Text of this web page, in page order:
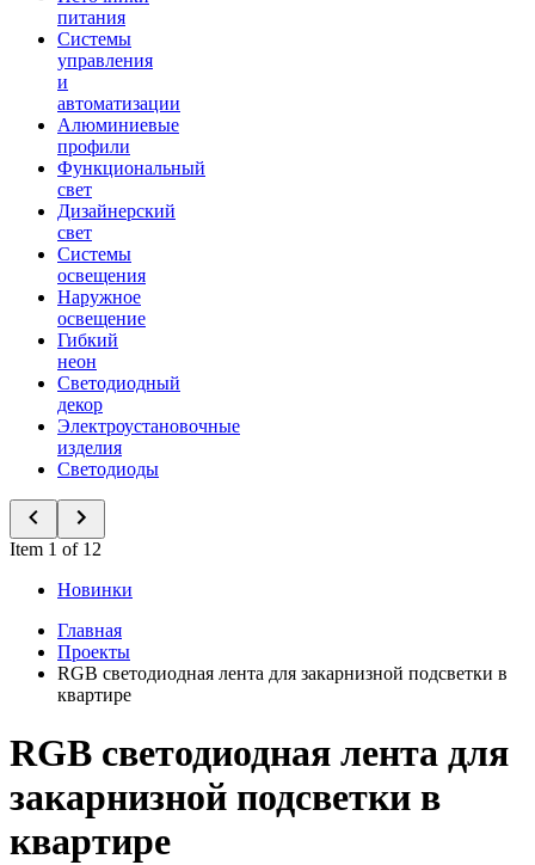
питания
Системы
управления
и
автоматизации
Алюминиевые
профили
Функциональный
свет
Дизайнерский
свет
Системы
освещения
Наружное
освещение
Гибкий
неон
Светодиодный
декор
Электроустановочные
изделия
Светодиоды
Item 1 of 12
Новинки
Главная
Проекты
RGB светодиодная лента для закарнизной подсветки в
квартире
RGB светодиодная лента для
закарнизной подсветки в
квартире